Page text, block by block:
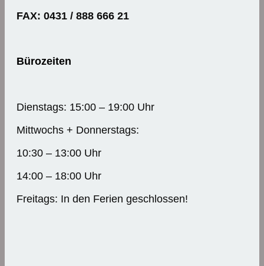
FAX: 0431 / 888 666 21
Bürozeiten
Dienstags: 15:00 – 19:00 Uhr
Mittwochs + Donnerstags:
10:30 – 13:00 Uhr
14:00 – 18:00 Uhr
Freitags: In den Ferien geschlossen!